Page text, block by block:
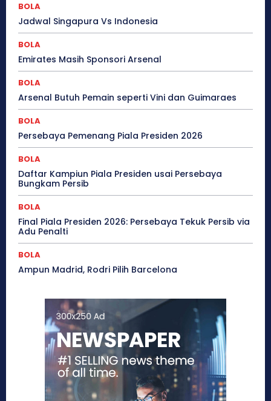
BOLA
Jadwal Singapura Vs Indonesia
BOLA
Emirates Masih Sponsori Arsenal
BOLA
Arsenal Butuh Pemain seperti Vini dan Guimaraes
BOLA
Persebaya Pemenang Piala Presiden 2026
BOLA
Daftar Kampiun Piala Presiden usai Persebaya
Bungkam Persib
BOLA
Final Piala Presiden 2026: Persebaya Tekuk Persib via
Adu Penalti
BOLA
Ampun Madrid, Rodri Pilih Barcelona